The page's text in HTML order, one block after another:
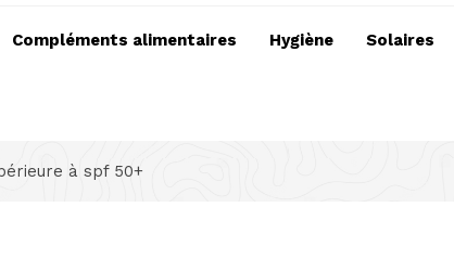
Compléments alimentaires Hygiène Solaires
à spf 50+